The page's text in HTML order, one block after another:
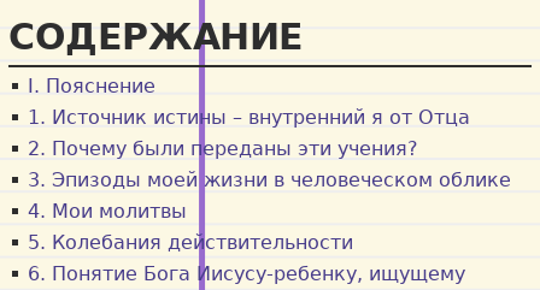
СОДЕРЖАНИЕ
I. Пояснение
1. Источник истины – внутренний я от Отца
2. Почему были переданы эти учения?
3. Эпизоды моей жизни в человеческом облике
4. Мои молитвы
5. Колебания действительности
6. Понятие Бога Иисусу-ребенку, ищущему